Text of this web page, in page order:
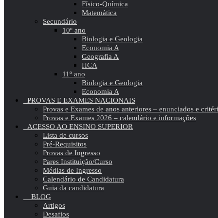
Físico-Química
Matemática
Secundário
10º ano
Biologia e Geologia
Economia A
Geografia A
HCA
11º ano
Biologia e Geologia
Economia A
PROVAS E EXAMES NACIONAIS
Provas e Exames de anos anteriores – enunciados e
Provas e Exames 2026 – calendário e informações
ACESSO AO ENSINO SUPERIOR
Lista de cursos
Pré-Requisitos
Provas de Ingresso
Pares Instituição/Curso
Médias de Ingresso
Calendário de Candidatura
Guia da candidatura
BLOG
Artigos
Desafios